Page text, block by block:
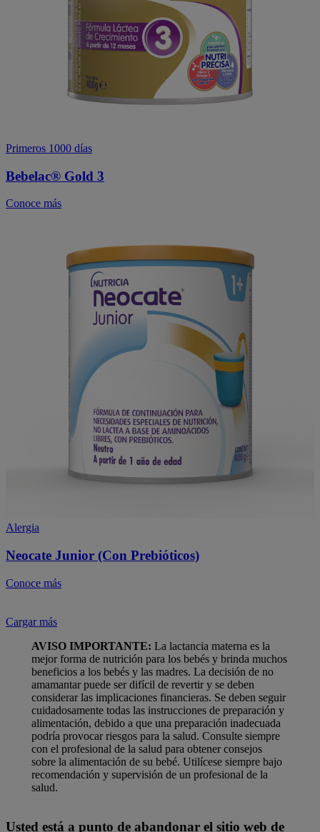
Primeros 1000 días
Bebelac® Gold 3
Conoce más
Alergia
Neocate Junior (Con Prebióticos)
Conoce más
Cargar más
AVISO IMPORTANTE: La lactancia materna es la
mejor forma de nutrición para los bebés y brinda muchos
beneficios a los bebés y las madres. La decisión de no
amamantar puede ser difícil de revertir y se deben
considerar las implicaciones financieras. Se deben seguir
cuidadosamente todas las instrucciones de preparación y
alimentación, debido a que una preparación inadecuada
podría provocar riesgos para la salud. Consulte siempre
con el profesional de la salud para obtener consejos
sobre la alimentación de su bebé. Utilícese siempre bajo
recomendación y supervisión de un profesional de la
salud.
Usted está a punto de abandonar el sitio web de